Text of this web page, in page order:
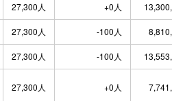
27,300人 +0人
27,300人 -100人
27,300人 -100人
27,300人 +0人